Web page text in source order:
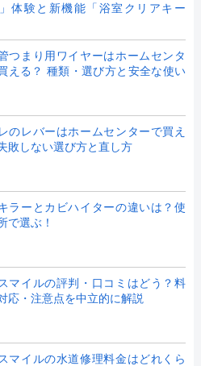
体験と新機能「浴室クリアキー
つまり用ワイヤーはホームセンタ
える？ 種類・選び方と安全な使い
のレバーはホームセンターで買え
敗しない選び方と直し方
ラーとカビハイターの違いは？使
で選ぶ！
マイルの評判・口コミはどう？料
応・注意点を中立的に解説
マイルの水道修理料金はどれくら